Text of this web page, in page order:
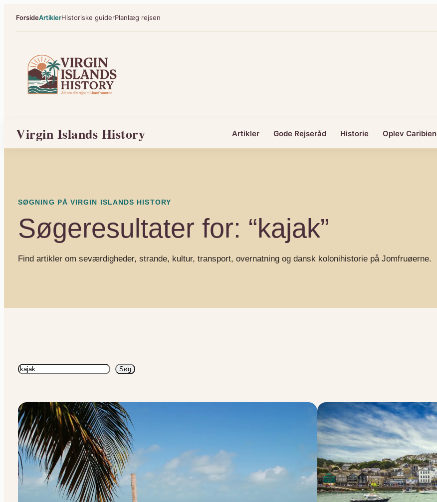
indhold
ForsideArtiklerHistoriske guiderPlanlæg rejsen
Virgin Islands History Artikler Gode Rejseråd Historie Oplev Caribien
SØGNING PÅ VIRGIN ISLANDS HISTORY
Søgeresultater for: “kajak”
Find artikler om seværdigheder, strande, kultur, transport, overnatning og dansk kolonihistorie på Jomfruøerne.
Søg Søg